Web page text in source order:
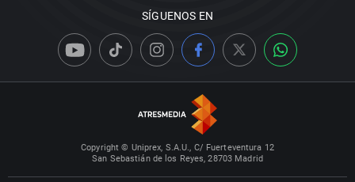
SÍGUENOS EN
Copyright © Uniprex, S.A.U., C/ Fuerteventura 12
San Sebastián de los Reyes, 28703 Madrid